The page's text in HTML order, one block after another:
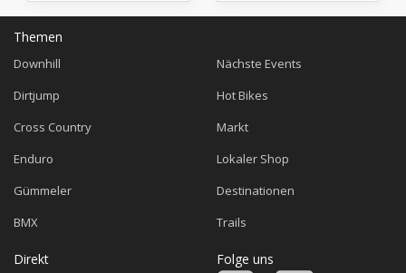
Themen
Downhill
Dirtjump
Cross Country
Enduro
Gümmeler
BMX
Nächste Events
Hot Bikes
Markt
Lokaler Shop
Destinationen
Trails
Direkt Folge uns